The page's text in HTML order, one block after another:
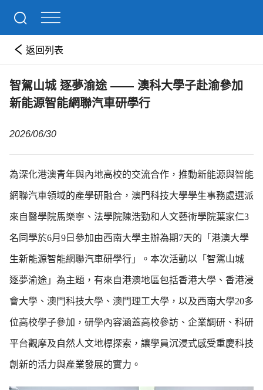
返回列表
智駕山城 逐夢渝途 —— 澳科大學子赴渝參加
新能源智能網聯汽車研學行
2026/06/30
為深化港澳青年與內地高校的交流合作，推動新能源與智能
網聯汽車領域的產學研融合，澳門科技大學學生事務處選派
來自醫學院馬樂寧、 法學院陳浩勁和人文藝術學院葉家仁3
名同學於6月9日參加由西南大學主辦為期7天的「港澳大學
生新能源智能網聯汽車研學行」。本次活動以「智駕山城
逐夢渝途」為主題，有來自港澳地區包括香港大學、香港浸
會大學、澳門科技大學、澳門理工大學，以及西南大學20多
位高校學子參加，研學內容涵蓋高校參訪、企業調研、科研
平台觀摩及自然人文地標探索，讓學員沉浸式感受重慶科技
創新的活力與產業發展的實力。